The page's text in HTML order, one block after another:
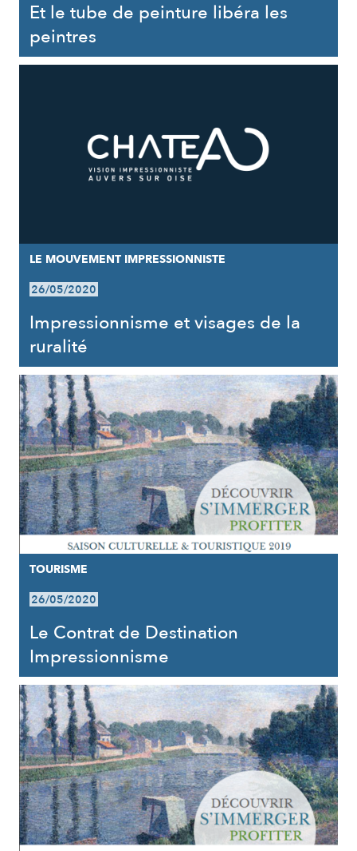
Et le tube de peinture libéra les
peintres
LE MOUVEMENT IMPRESSIONNISTE
26/05/2020
Impressionnisme et visages de la
ruralité
TOURISME
26/05/2020
Le Contrat de Destination
Impressionnisme